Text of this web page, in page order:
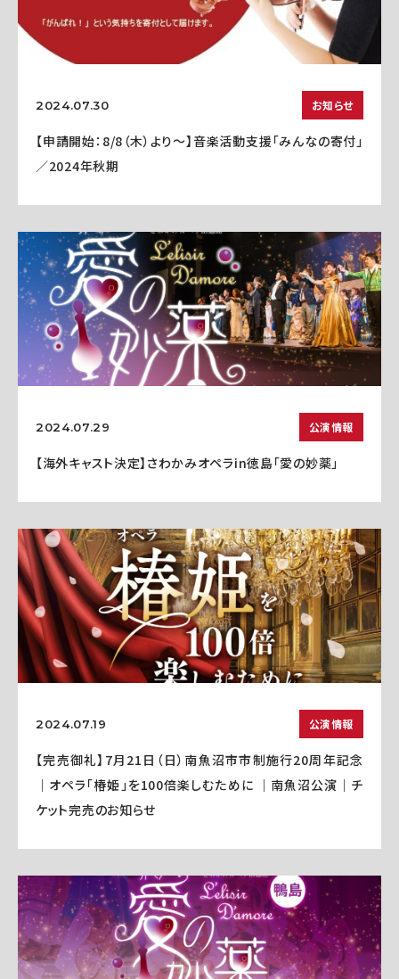
2024.07.30 お知らせ
【申請開始：8/8（木）より～】音楽活動支援「みんなの寄付」
／2024年秋期
2024.07.29 公演情報
【海外キャスト決定】さわかみオペラin徳島「愛の妙薬」
2024.07.19 公演情報
【完売御礼】7月21日（日）南魚沼市市制施行20周年記念
｜オペラ「椿姫」を100倍楽しむために ｜南魚沼公演｜チ
ケット完売のお知らせ